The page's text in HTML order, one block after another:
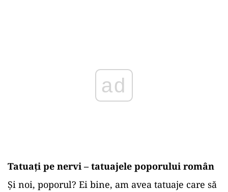
Tatuați pe nervi – tatuajele poporului român
Și noi, poporul? Ei bine, am avea tatuaje care să